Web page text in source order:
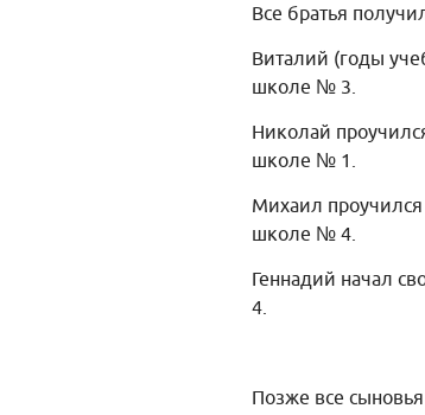
Все братья
Виталий (годы
школе № 3.
Николай
школе № 1.
Михаил проучился
школе № 4.
Геннадий начал
4.
Позже все